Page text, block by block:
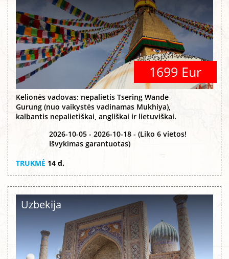
1699 Eur
Kelionės vadovas: nepalietis Tsering Wande
Gurung (nuo vaikystės vadinamas Mukhiya),
kalbantis nepalietiškai, angliškai ir lietuviškai.
2026-10-05 - 2026-10-18 - (Liko 6 vietos!
Išvykimas garantuotas)
TRUKMĖ 14 d.
Uzbekija